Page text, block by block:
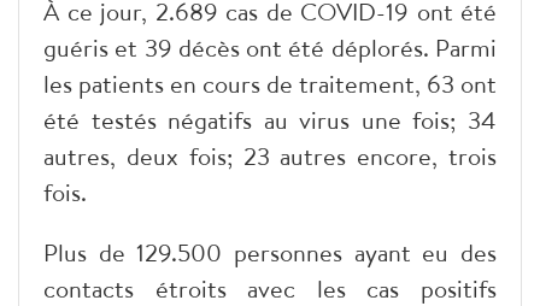
À ce jour, 2.689 cas de COVID-19 ont été
guéris et 39 décès ont été déplorés. Parmi
les patients en cours de traitement, 63 ont
été testés négatifs au virus une fois; 34
autres, deux fois; 23 autres encore, trois
fois.
Plus de 129.500 personnes ayant eu des
contacts étroits avec les cas positifs